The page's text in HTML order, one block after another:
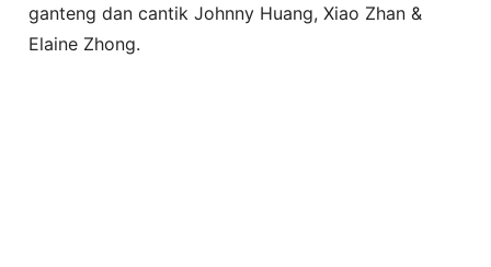
ganteng dan cantik Johnny Huang, Xiao Zhan &
Elaine Zhong.